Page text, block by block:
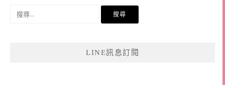
LINE訊息訂閱